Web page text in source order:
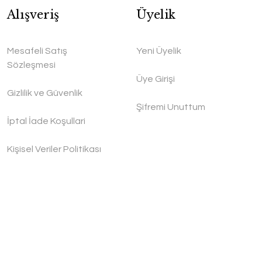
Alışveriş
Mesafeli Satış
Sözleşmesi
Gizlilik ve Güvenlik
İptal İade Koşullari
Kişisel Veriler Politikası
Üyelik
Yeni Üyelik
Üye Girişi
Şifremi Unuttum